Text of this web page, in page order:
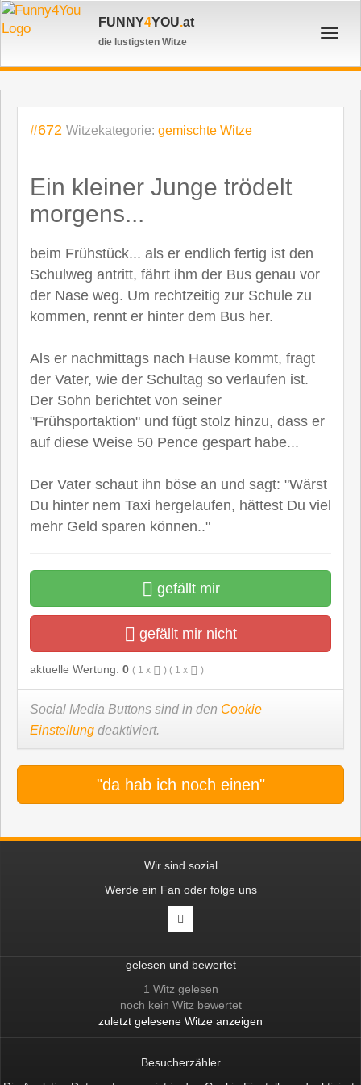
FUNNY4YOU.at
die lustigsten Witze
#672 Witzekategorie: gemischte Witze
Ein kleiner Junge trödelt
morgens...
beim Frühstück... als er endlich fertig ist den
Schulweg antritt, fährt ihm der Bus genau vor
der Nase weg. Um rechtzeitig zur Schule zu
kommen, rennt er hinter dem Bus her.
Als er nachmittags nach Hause kommt, fragt
der Vater, wie der Schultag so verlaufen ist.
Der Sohn berichtet von seiner
"Frühsportaktion" und fügt stolz hinzu, dass er
auf diese Weise 50 Pence gespart habe...
Der Vater schaut ihn böse an und sagt: "Wärst
Du hinter nem Taxi hergelaufen, hättest Du viel
mehr Geld sparen können.."
gefällt mir
gefällt mir nicht
aktuelle Wertung: 0 ( 1 x ) ( 1 x )
Social Media Buttons sind in den Cookie
Einstellung deaktiviert.
"da hab ich noch einen"
Wir sind sozial
Werde ein Fan oder folge uns
gelesen und bewertet
1 Witz gelesen
noch kein Witz bewertet
zuletzt gelesene Witze anzeigen
Besucherzähler